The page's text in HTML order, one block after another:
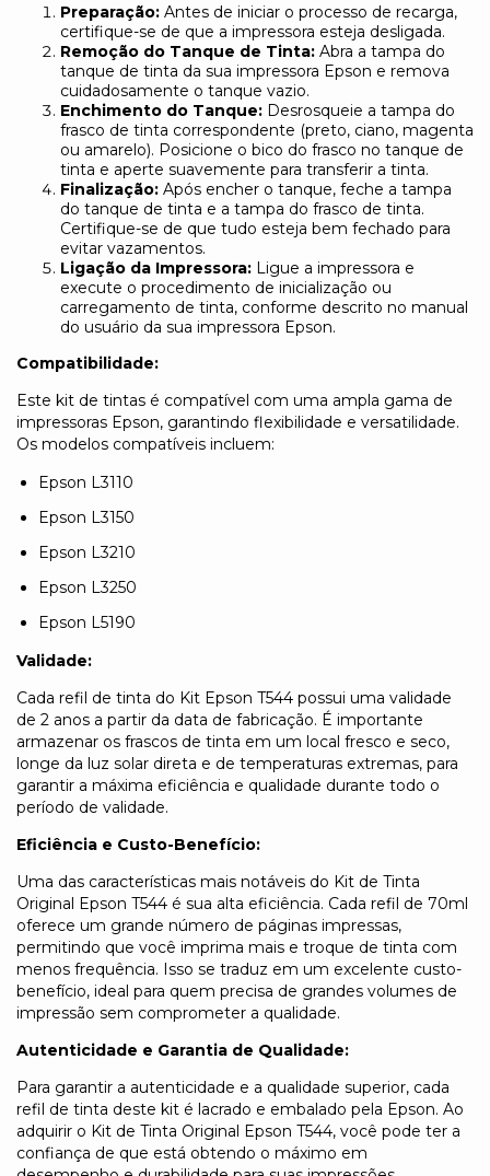
Preparação: Antes de iniciar o processo de recarga,
certifique-se de que a impressora esteja desligada.
Remoção do Tanque de Tinta: Abra a tampa do
tanque de tinta da sua impressora Epson e remova
cuidadosamente o tanque vazio.
Enchimento do Tanque: Desrosqueie a tampa do
frasco de tinta correspondente (preto, ciano, magenta
ou amarelo). Posicione o bico do frasco no tanque de
tinta e aperte suavemente para transferir a tinta.
Finalização: Após encher o tanque, feche a tampa
do tanque de tinta e a tampa do frasco de tinta.
Certifique-se de que tudo esteja bem fechado para
evitar vazamentos.
Ligação da Impressora: Ligue a impressora e
execute o procedimento de inicialização ou
carregamento de tinta, conforme descrito no manual
do usuário da sua impressora Epson.
Compatibilidade:
Este kit de tintas é compatível com uma ampla gama de
impressoras Epson, garantindo flexibilidade e versatilidade.
Os modelos compatíveis incluem:
Epson L3110
Epson L3150
Epson L3210
Epson L3250
Epson L5190
Validade:
Cada refil de tinta do Kit Epson T544 possui uma validade
de 2 anos a partir da data de fabricação. É importante
armazenar os frascos de tinta em um local fresco e seco,
longe da luz solar direta e de temperaturas extremas, para
garantir a máxima eficiência e qualidade durante todo o
período de validade.
Eficiência e Custo-Benefício:
Uma das características mais notáveis do Kit de Tinta
Original Epson T544 é sua alta eficiência. Cada refil de 70ml
oferece um grande número de páginas impressas,
permitindo que você imprima mais e troque de tinta com
menos frequência. Isso se traduz em um excelente custo-
benefício, ideal para quem precisa de grandes volumes de
impressão sem comprometer a qualidade.
Autenticidade e Garantia de Qualidade:
Para garantir a autenticidade e a qualidade superior, cada
refil de tinta deste kit é lacrado e embalado pela Epson. Ao
adquirir o Kit de Tinta Original Epson T544, você pode ter a
confiança de que está obtendo o máximo em